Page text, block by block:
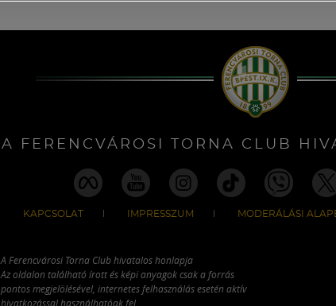
A FERENCVÁROSI TORNA CLUB
KAPCSOLAT IMPRESSZUM MODERÁLÁSI
A Ferencvárosi Torna Club hivatalos honlapja
Az oldalon található írott és képi anyagok csak a forrás
pontos megjelölésével, internetes felhasználás esetén aktív
hivatkozással használhatóak fel.